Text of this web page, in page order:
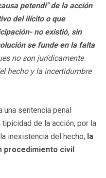
petendi" de la acción
del ilícito o que
no existió, sin
se funde en la falta
no son jurídicamente
hecho y la incertidumbre
una sentencia penal
de la acción, por la
inexistencia del hecho, la
procedimiento civil